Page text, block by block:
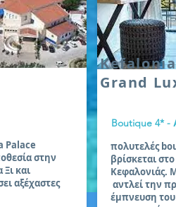
Palace
στην
και
αξέχαστες
Kefalonia
Grand
Boutique 4* -
πολυτελές
βρίσκεται
Κεφαλονιάς.
αντλεί την
έμπνευση του